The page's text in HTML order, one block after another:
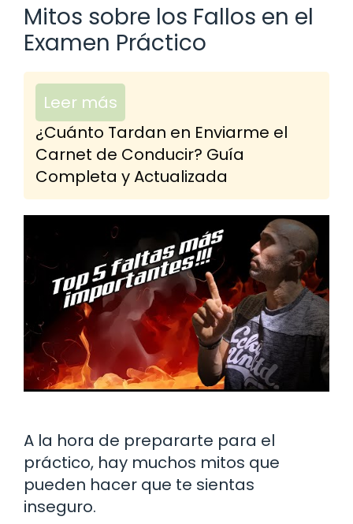
Mitos sobre los Fallos en el
Examen Práctico
Leer más
¿Cuánto Tardan en Enviarme el
Carnet de Conducir? Guía
Completa y Actualizada
A la hora de prepararte para el
práctico, hay muchos mitos que
pueden hacer que te sientas
inseguro.